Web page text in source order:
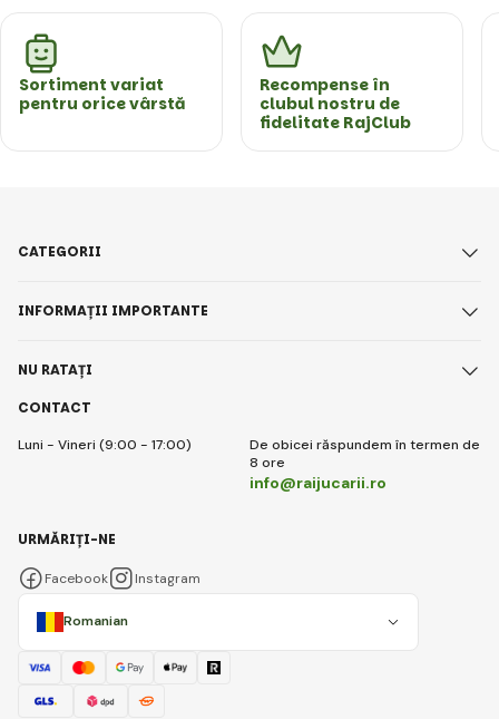
Sortiment variat
pentru orice vârstă
Recompense în
clubul nostru de
fidelitate RajClub
CONTACT
Luni - Vineri (9:00 - 17:00)
De obicei răspundem în termen de
8 ore
info@raijucarii.ro
CATEGORII
INFORMAȚII IMPORTANTE
NU RATAȚI
Romanian
URMĂRIȚI-NE
Facebook Instagram